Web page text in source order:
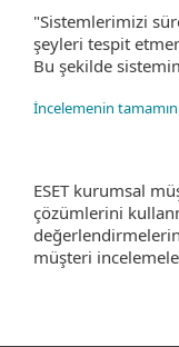
"Sistemlerimizi
şeyleri tespit
Bu şekilde
İncelemenin
ESET kurumsal
çözümlerini
müşteri